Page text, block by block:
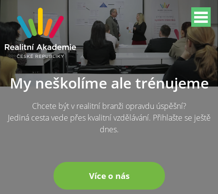
My neškolíme ale trénujeme
Chcete být v realitní branži opravdu úspěšní?
Jediná cesta vede přes kvalitní vzdělávání. Přihlašte se ještě
dnes.
Více o nás